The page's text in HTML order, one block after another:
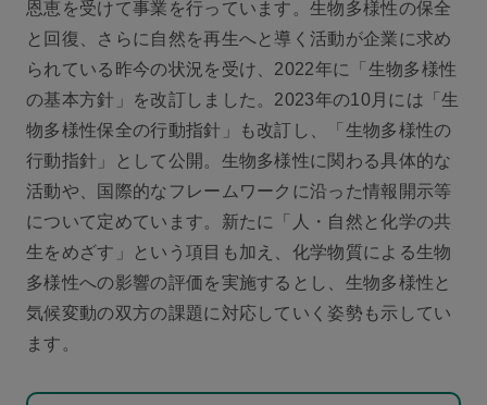
恩恵を受けて事業を行っています。生物多様性の保全
と回復、さらに自然を再生へと導く活動が企業に求め
られている昨今の状況を受け、2022年に「生物多様性
の基本方針」を改訂しました。2023年の10月には「生
物多様性保全の行動指針」も改訂し、「生物多様性の
行動指針」として公開。生物多様性に関わる具体的な
活動や、国際的なフレームワークに沿った情報開示等
について定めています。新たに「人・自然と化学の共
生をめざす」という項目も加え、化学物質による生物
多様性への影響の評価を実施するとし、生物多様性と
気候変動の双方の課題に対応していく姿勢も示してい
ます。